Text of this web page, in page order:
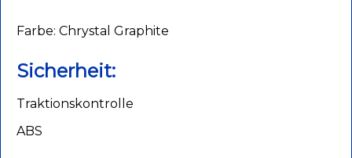
Farbe: Chrystal Graphite
Sicherheit:
Traktionskontrolle
ABS